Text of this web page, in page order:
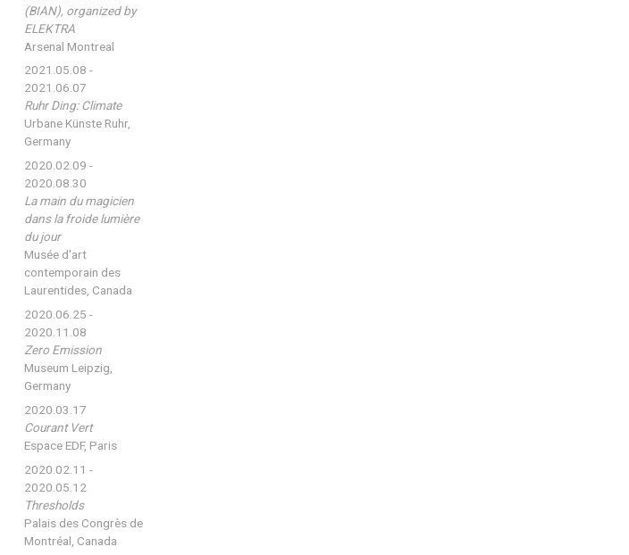
(BIAN), organized by
ELEKTRA
Arsenal Montreal
2021.05.08 -
2021.06.07
Ruhr Ding: Climate
Urbane Künste Ruhr,
Germany
2020.02.09 -
2020.08.30
La main du magicien
dans la froide lumière
du jour
Musée d'art
contemporain des
Laurentides, Canada
2020.06.25 -
2020.11.08
Zero Emission
Museum Leipzig,
Germany
2020.03.17
Courant Vert
Espace EDF, Paris
2020.02.11 -
2020.05.12
Thresholds
Palais des Congrès de
Montréal, Canada